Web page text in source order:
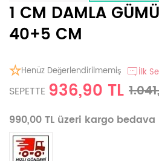
1 CM DAMLA
40+5 CM
Henüz Değerlendirilmemiş İlk
SEPETTE 936,90 TL
990,00 TL üzeri kargo bedava